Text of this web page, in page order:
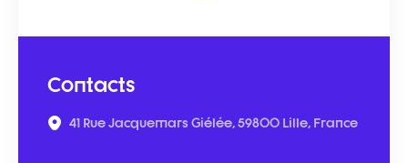
Contacts
41 Rue Jacquemars Giélée, 59800 Lille, France